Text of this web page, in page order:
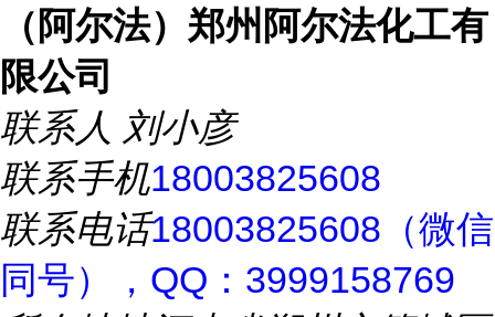
（阿尔法）郑州阿尔法化工有
限公司
联系人 刘小彦
联系手机18003825608
联系电话18003825608（微信
同号），QQ：3999158769